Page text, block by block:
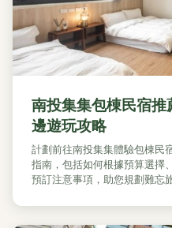
南投集集包棟民宿
邊遊玩攻略
計劃前往南投集集體驗包棟民
指南，包括如何根據預算選擇
預訂注意事項，助您規劃難忘旅